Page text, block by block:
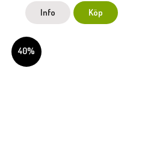
Info Köp
40%